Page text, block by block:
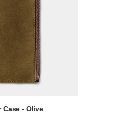
- Olive